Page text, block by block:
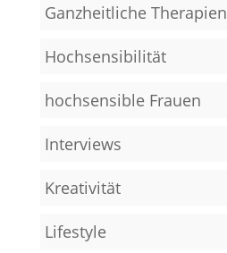
Ganzheitliche Therapien
Hochsensibilität
hochsensible Frauen
Interviews
Kreativität
Lifestyle